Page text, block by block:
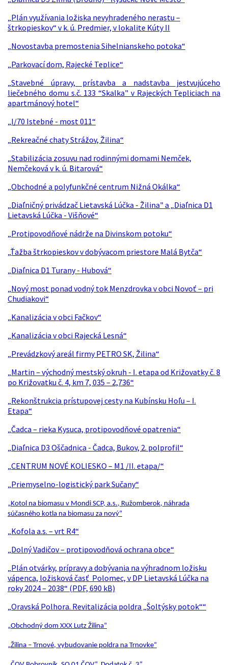
„Plán využívania ložiska nevyhradeného nerastu –
štrkopieskov“ v k. ú. Predmier, v lokalite Kúty II
„Novostavba premostenia Sihelnianskeho potoka“
„Parkovací dom, Rajecké Teplice“
„Stavebné úpravy, prístavba a nadstavba jestvujúceho
liečebného domu s.č. 133 “Skalka" v Rajeckých Tepliciach na
apartmánový hotel“
„I/70 Istebné - most 011“
„Rekreačné chaty Strážov, Žilina“
„Stabilizácia zosuvu nad rodinnými domami Nemček,
Nemčeková v k. ú. Bitarová“
„Obchodné a polyfunkčné centrum Nižná Okálka“
„Diaľničný privádzač Lietavská Lúčka - Žilina" a „Diaľnica D1
Lietavská Lúčka - Višňové“
„Protipovodňové nádrže na Divinskom potoku“
„Ťažba štrkopieskov v dobývacom priestore Malá Bytča“
„Diaľnica D1 Turany - Hubová“
„Nový most ponad vodný tok Menzdrovka v obci Novoť – pri
Chudiakovi“
„Kanalizácia v obci Fačkov“
„Kanalizácia v obci Rajecká Lesná“
„Prevádzkový areál firmy PETRO SK, Žilina“
„Martin – východný mestský okruh - I. etapa od Križovatky č. 8
po Križovatku č. 4, km 7, 035 – 2,736“
„Rekonštrukcia prístupovej cesty na Kubínsku Hoľu – I.
Etapa“
„Čadca – rieka Kysuca, protipovodňové opatrenia“
„Diaľnica D3 Oščadnica - Čadca, Bukov, 2. polprofil“
„CENTRUM NOVÉ KOLIESKO – M1 /II. etapa/“
„Priemyselno-logistický park Sučany“
„Kotol na biomasu v Mondi SCP, a.s., Ružomberok, náhrada
súčasného kotla na biomasu za nový“
„Kofola a.s. – vrt R4“
„Dolný Vadičov – protipovodňová ochrana obce“
„Plán otvárky, prípravy a dobývania na výhradnom ložisku
vápenca, ložisková časť Polomec, v DP Lietavská Lúčka na
roky 2024 – 2038“ (PDF, 690 kB)
„Oravská Polhora. Revitalizácia poldra „Šoltýsky potok““
„Obchodný dom XXX Lutz Žilina“
„Žilina – Trnové, vybudovanie poldra na Trnovke“